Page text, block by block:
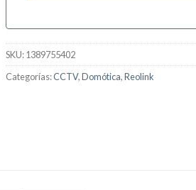
SKU:1389755402
Categorías:CCTV,Domótica,Reolink